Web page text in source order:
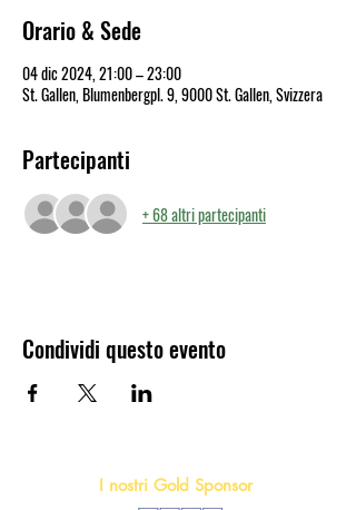
Orario & Sede
04 dic 2024, 21:00 – 23:00
St. Gallen, Blumenbergpl. 9, 9000 St. Gallen, Svizzera
Partecipanti
+ 68 altri partecipanti
Condividi questo evento
I nostri Gold Sponsor